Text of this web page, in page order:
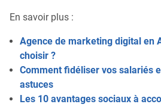
En savoir plus :
Agence de marketing digital en
choisir ?
Comment fidéliser vos salariés
astuces
Les 10 avantages sociaux à